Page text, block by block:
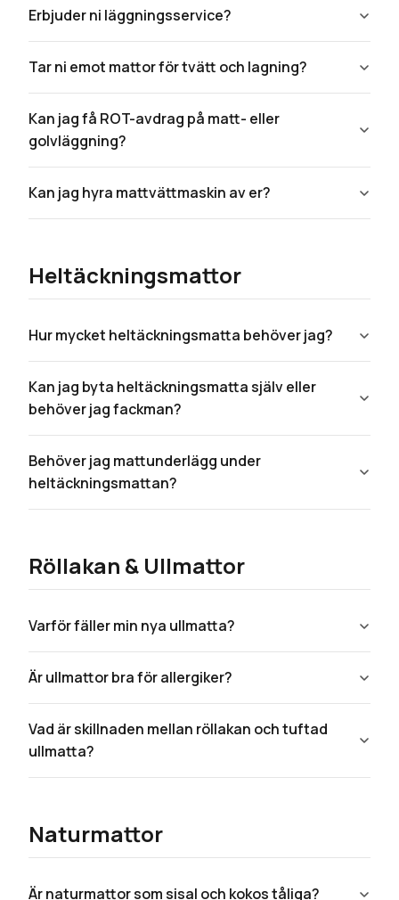
Erbjuder ni läggningsservice?
Tar ni emot mattor för tvätt och lagning?
Kan jag få ROT-avdrag på matt- eller
golvläggning?
Kan jag hyra mattvättmaskin av er?
Heltäckningsmattor
Hur mycket heltäckningsmatta behöver jag?
Kan jag byta heltäckningsmatta själv eller
behöver jag fackman?
Behöver jag mattunderlägg under
heltäckningsmattan?
Röllakan & Ullmattor
Varför fäller min nya ullmatta?
Är ullmattor bra för allergiker?
Vad är skillnaden mellan röllakan och tuftad
ullmatta?
Naturmattor
Är naturmattor som sisal och kokos tåliga?